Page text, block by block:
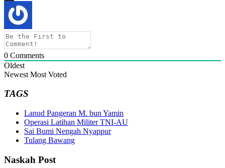
0 Comments
Oldest
Newest Most Voted
TAGS
Lanud Pangeran M. bun Yamin
Operasi Latihan Militer TNI-AU
Sai Bumi Nengah Nyappur
Tulang Bawang
Naskah Post